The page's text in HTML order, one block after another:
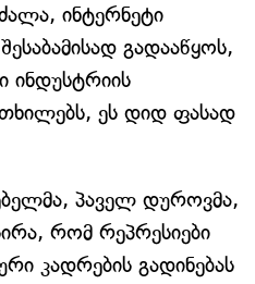
ინტერნეტი
გადააწყოს,
ეს დიდ ფასად
პაველ დუროვმა,
რომ რეპრესიები
კადრების გადინებას